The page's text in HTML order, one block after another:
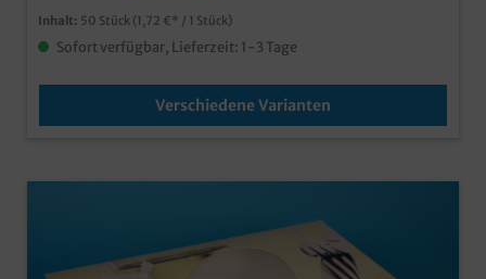
Inhalt: 50 Stück (1,72 €* / 1 Stück)
Sofort verfügbar, Lieferzeit: 1-3 Tage
Verschiedene Varianten